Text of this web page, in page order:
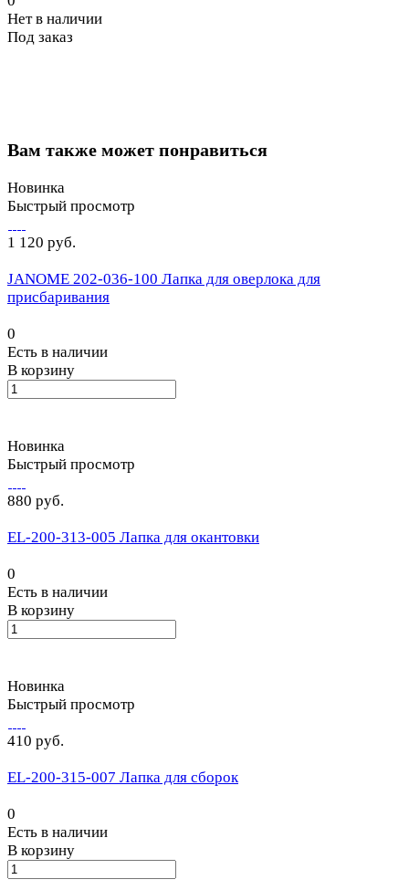
Нет в наличии
Под заказ
Вам также может понравиться
Новинка
Быстрый просмотр
1 120 руб.
JANOME 202-036-100 Лапка для оверлока для
присбаривания
0
Есть в наличии
В корзину
Новинка
Быстрый просмотр
880 руб.
EL-200-313-005 Лапка для окантовки
0
Есть в наличии
В корзину
Новинка
Быстрый просмотр
410 руб.
EL-200-315-007 Лапка для сборок
0
Есть в наличии
В корзину